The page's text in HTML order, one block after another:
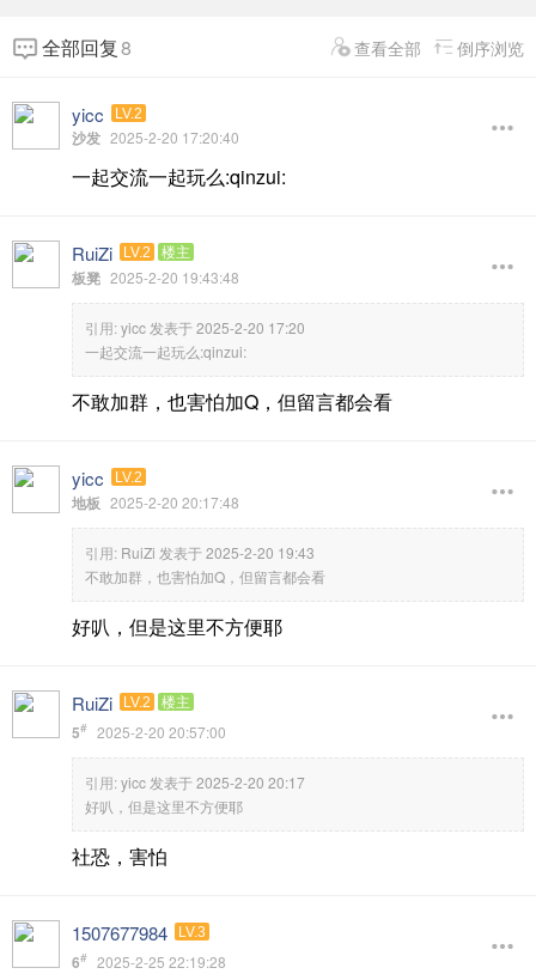
全部回复8 查看全部 倒序浏览
yicc LV.2
沙发 2025-2-20 17:20:40
一起交流一起玩么:qinzui:
RuiZi LV.2 楼主
板凳 2025-2-20 19:43:48
引用: yicc 发表于 2025-2-20 17:20
一起交流一起玩么:qinzui:
不敢加群，也害怕加Q，但留言都会看
yicc LV.2
地板 2025-2-20 20:17:48
引用: RuiZi 发表于 2025-2-20 19:43
不敢加群，也害怕加Q，但留言都会看
好叭，但是这里不方便耶
RuiZi LV.2 楼主
5# 2025-2-20 20:57:00
引用: yicc 发表于 2025-2-20 20:17
好叭，但是这里不方便耶
社恐，害怕
1507677984 LV.3
6# 2025-2-25 22:19:28